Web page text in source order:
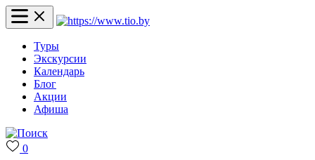
Туры
Экскурсии
Календарь
Блог
Акции
Афиша
0